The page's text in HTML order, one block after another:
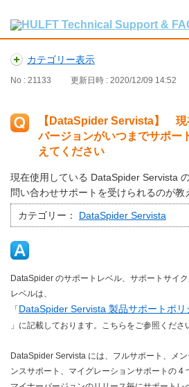
カテゴリー表示
No : 21133 更新日時 : 2020/12/09 14:52
【DataSpider Servista】 現
バージョンがいつまでサポー
えてください
現在使用している DataSpider Servista
問い合わせサポートを受けられるのが教
カテゴリー： DataSpider Servista
DataSpider のサポートレベル、サポートサイ
レベルは、
「 DataSpider Servista 製品サポートポリ
」に記載しております。こちらをご参照くださ
DataSpider Servista には、フルサポート、メ
ンスサポート、マイグレーションサポートの 4